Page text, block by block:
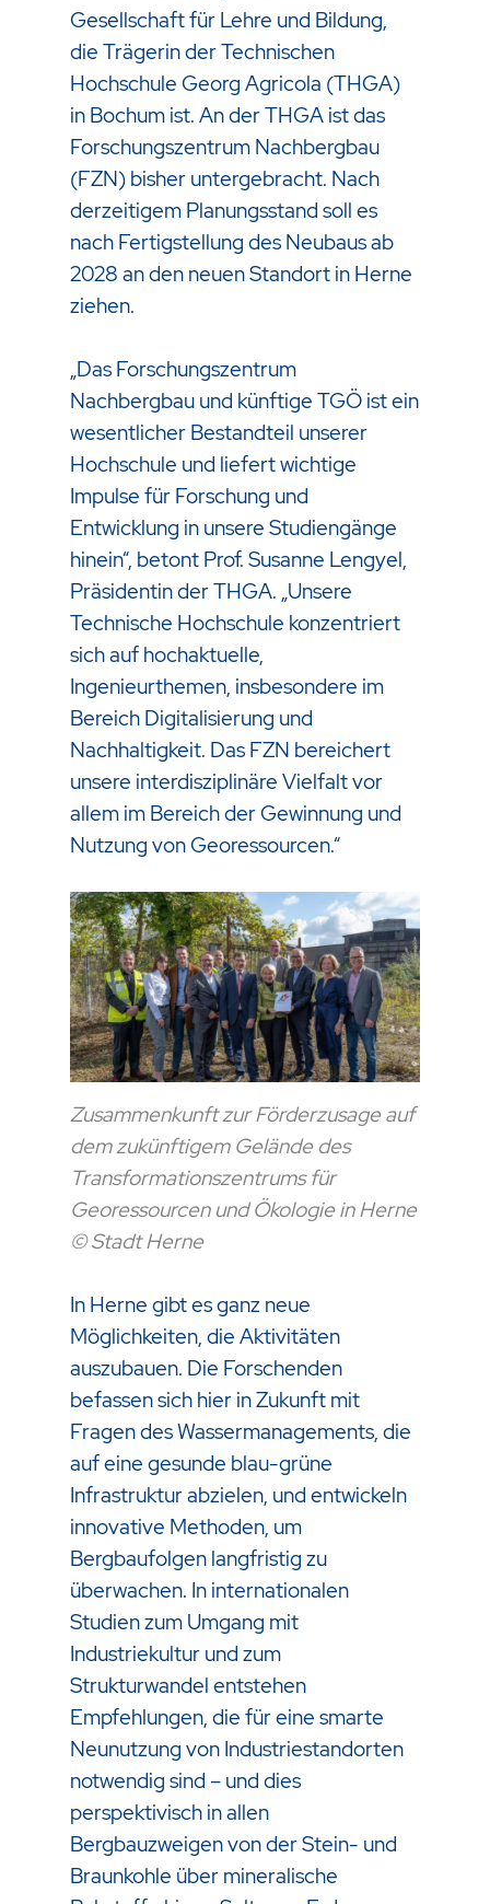
Gesellschaft für Lehre und Bildung,
die Trägerin der Technischen
Hochschule Georg Agricola (THGA)
in Bochum ist. An der THGA ist das
Forschungszentrum Nachbergbau
(FZN) bisher untergebracht. Nach
derzeitigem Planungsstand soll es
nach Fertigstellung des Neubaus ab
2028 an den neuen Standort in Herne
ziehen.
„Das Forschungszentrum
Nachbergbau und künftige TGÖ ist ein
wesentlicher Bestandteil unserer
Hochschule und liefert wichtige
Impulse für Forschung und
Entwicklung in unsere Studiengänge
hinein“, betont Prof. Susanne Lengyel,
Präsidentin der THGA. „Unsere
Technische Hochschule konzentriert
sich auf hochaktuelle,
Ingenieurthemen, insbesondere im
Bereich Digitalisierung und
Nachhaltigkeit. Das FZN bereichert
unsere interdisziplinäre Vielfalt vor
allem im Bereich der Gewinnung und
Nutzung von Georessourcen.“
Zusammenkunft zur Förderzusage auf
dem zukünftigem Gelände des
Transformationszentrums für
Georessourcen und Ökologie in Herne
© Stadt Herne
In Herne gibt es ganz neue
Möglichkeiten, die Aktivitäten
auszubauen. Die Forschenden
befassen sich hier in Zukunft mit
Fragen des Wassermanagements, die
auf eine gesunde blau-grüne
Infrastruktur abzielen, und entwickeln
innovative Methoden, um
Bergbaufolgen langfristig zu
überwachen. In internationalen
Studien zum Umgang mit
Industriekultur und zum
Strukturwandel entstehen
Empfehlungen, die für eine smarte
Neunutzung von Industriestandorten
notwendig sind – und dies
perspektivisch in allen
Bergbauzweigen von der Stein- und
Braunkohle über mineralische